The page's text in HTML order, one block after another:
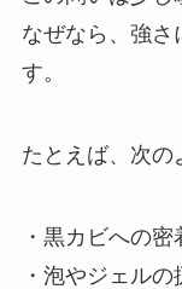
なぜなら、強さ
す。
たとえば、次の
・黒カビへの密
・泡やジェルの